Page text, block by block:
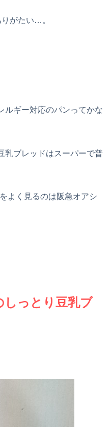
がたい…。
ルギー対応のパンってかな
乳ブレッドはスーパーで普
よく見るのは阪急オアシ
しっとり豆乳ブ